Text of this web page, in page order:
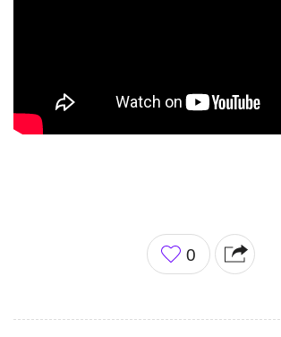
좋
아
0